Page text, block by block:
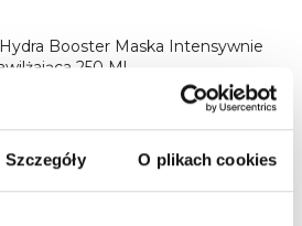
Szczegóły O plikach cookies
Booster Maska Intensywnie
250 Ml